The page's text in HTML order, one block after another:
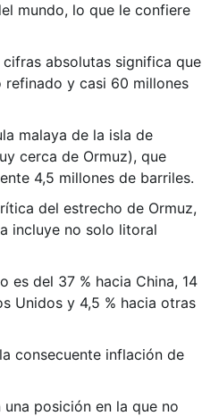
mundo, lo que le confiere
absolutas significa que
refinado y casi 60 millones
malaya de la isla de
cerca de Ormuz), que
4,5 millones de barriles.
del estrecho de Ormuz,
incluye no solo litoral
del 37 % hacia China, 14
Unidos y 4,5 % hacia otras
consecuente inflación de
posición en la que no